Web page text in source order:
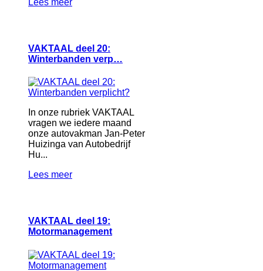
VAKTAAL deel 20:
Winterbanden verp…
In onze rubriek VAKTAAL
vragen we iedere maand
onze autovakman Jan-Peter
Huizinga van Autobedrijf
Hu...
Lees meer
VAKTAAL deel 19:
Motormanagement